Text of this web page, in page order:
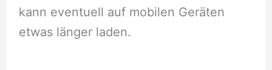
kann eventuell auf mobilen Geräten
etwas länger laden.